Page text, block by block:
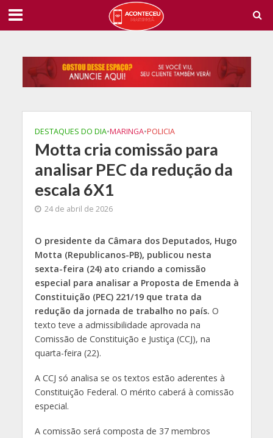
DESTAQUES DO DIA•MARINGA•POLICIA
Motta cria comissão para
analisar PEC da redução da
escala 6X1
24 de abril de 2026
O presidente da Câmara dos Deputados, Hugo
Motta (Republicanos-PB), publicou nesta
sexta-feira (24) ato criando a comissão
especial para analisar a Proposta de Emenda à
Constituição (PEC) 221/19 que trata da
redução da jornada de trabalho no país. O
texto teve a admissibilidade aprovada na
Comissão de Constituição e Justiça (CCJ), na
quarta-feira (22).
A CCJ só analisa se os textos estão aderentes à
Constituição Federal. O mérito caberá à comissão
especial.
A comissão será composta de 37 membros